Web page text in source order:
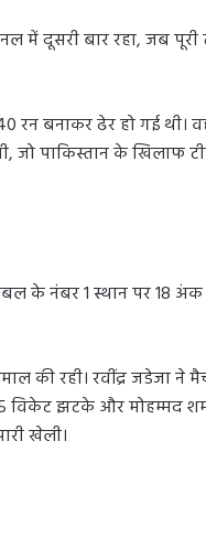
में दूसरी बार रहा, जब पूरी
रन बनाकर ढेर हो गई थी।
जो पाकिस्तान के खिलाफ
के नंबर 1 स्थान पर 18
की रही। रवींद्र जडेजा ने
5 विकेट झटके और मोहम्मद
खेली।